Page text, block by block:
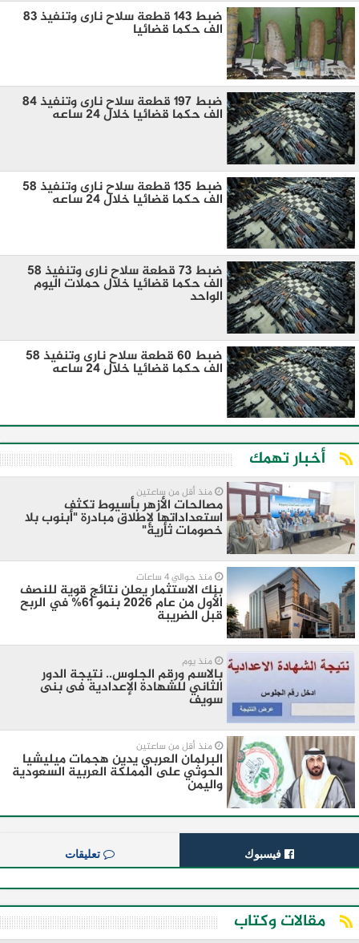
ضبط 143 قطعة سلاح نارى وتنفيذ 83
الف حكما قضائيا
ضبط 197 قطعة سلاح نارى وتنفيذ 84
الف حكما قضائيا خلال 24 ساعه
ضبط 135 قطعة سلاح نارى وتنفيذ 58
الف حكما قضائيا خلال 24 ساعه
ضبط 73 قطعة سلاح نارى وتنفيذ 58
الف حكما قضائيا خلال حملات اليوم
الواحد
ضبط 60 قطعة سلاح نارى وتنفيذ 58
الف حكما قضائيا خلال 24 ساعه
أخبار تهمك
منذ أقل من ساعتين
مصالحات الأزهر بأسيوط تكثف
استعداداتها لإطلاق مبادرة "أبنوب بلا
خصومات ثأرية"
منذ حوالي 4 ساعات
بنك الاستثمار يعلن نتائج قوية للنصف
الأول من عام 2026 بنمو 61% في الربح
قبل الضريبة
منذ يوم
بالاسم ورقم الجلوس.. نتيجة الدور
الثاني للشهادة الإعدادية فى بنى
سويف
منذ أقل من ساعتين
البرلمان العربي يدين هجمات ميليشيا
الحوثي على المملكة العربية السعودية
واليمن
فيسبوك تعليقات
مقالات وكتاب